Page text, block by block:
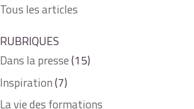
Tous les articles
RUBRIQUES
Dans la presse(15)
Inspiration(7)
La vie des formations